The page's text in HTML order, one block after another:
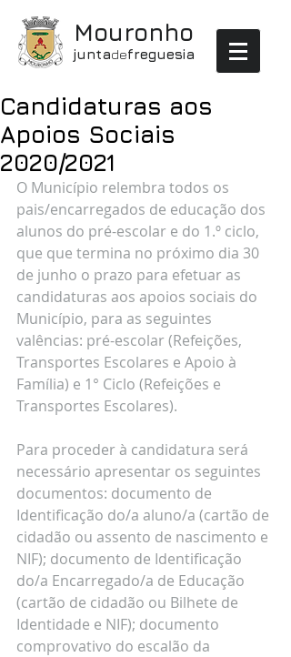
Mouronho
juntadefreguesia
Candidaturas aos
Apoios Sociais
2020/2021
O Município relembra todos os
pais/encarregados de educação dos
alunos do pré-escolar e do 1.º ciclo,
que que termina no próximo dia 30
de junho o prazo para efetuar as
candidaturas aos apoios sociais do
Município, para as seguintes
valências: pré-escolar (Refeições,
Transportes Escolares e Apoio à
Família) e 1° Ciclo (Refeições e
Transportes Escolares).
Para proceder à candidatura será
necessário apresentar os seguintes
documentos: documento de
Identificação do/a aluno/a (cartão de
cidadão ou assento de nascimento e
NIF); documento de Identificação
do/a Encarregado/a de Educação
(cartão de cidadão ou Bilhete de
Identidade e NIF); documento
comprovativo do escalão da